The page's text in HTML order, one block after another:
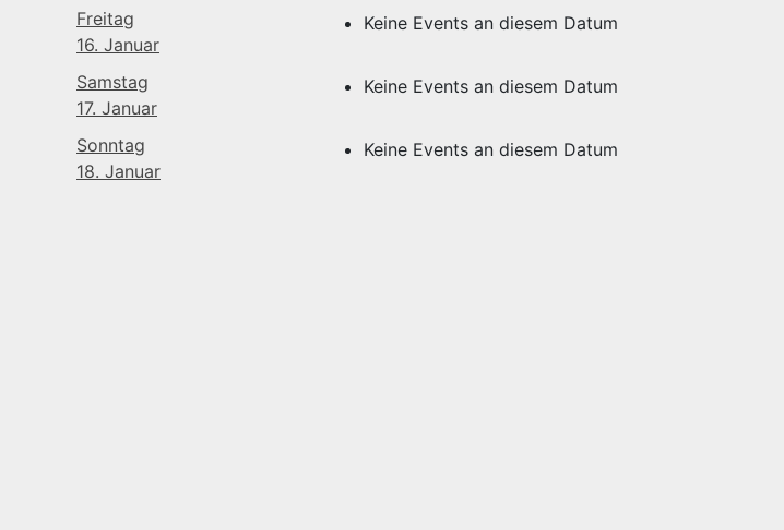
Freitag
16. Januar
Keine Events an diesem Datum
Samstag
17. Januar
Keine Events an diesem Datum
Sonntag
18. Januar
Keine Events an diesem Datum